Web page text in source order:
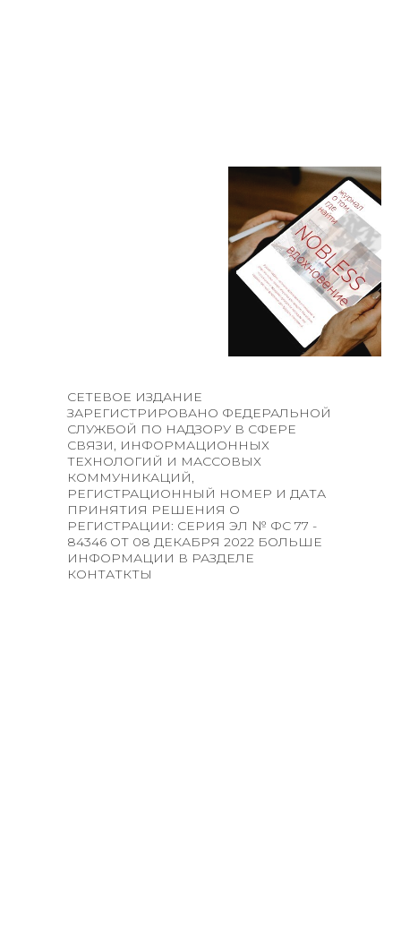
CЕТЕВОЕ ИЗДАНИЕ
ЗАРЕГИСТРИРОВАНО ФЕДЕРАЛЬНОЙ
СЛУЖБОЙ ПО НАДЗОРУ В СФЕРЕ
СВЯЗИ, ИНФОРМАЦИОННЫХ
ТЕХНОЛОГИЙ И МАССОВЫХ
КОММУНИКАЦИЙ,
РЕГИСТРАЦИОННЫЙ НОМЕР И ДАТА
ПРИНЯТИЯ РЕШЕНИЯ О
РЕГИСТРАЦИИ: СЕРИЯ ЭЛ № ФС 77 -
84346 ОТ 08 ДЕКАБРЯ 2022 БОЛЬШЕ
ИНФОРМАЦИИ В РАЗДЕЛЕ
КОНТАТКТЫ